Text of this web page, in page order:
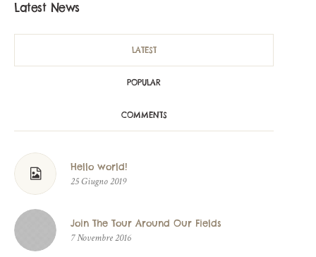
Latest News
LATEST
POPULAR
COMMENTS
Hello world!
25 Giugno 2019
Join The Tour Around Our Fields
7 Novembre 2016